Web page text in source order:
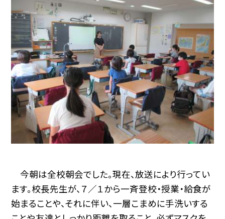
今朝は全校朝会でした。現在、放送により行ってい
ます。校長先生が、７／１から一斉登校・授業・給食が
始まることや、それに伴い、一層こまめに手洗いする